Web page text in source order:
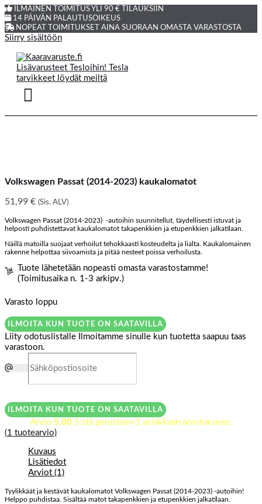
ILMAINEN TOIMITUS YLI 90 € TILAUKSIIN
14 PÄIVÄN PALAUTUSOIKEUS
NOPEAT TOIMITUKSET AINA SUORAAN OMASTA VARASTOSTA
Siirry sisältöön
Volkswagen Passat (2014-2023) kaukalomatot
51,99 € (Sis. ALV)
Volkswagen Passat (2014-2023) -autoihin suunnitellut, täydellisesti istuvat ja
helposti puhdistettavat kaukalomatot takapenkkien ja etupenkkien jalkatilaan.
Näillä matoilla suojaat verhoilut tehokkaasti kosteudelta ja lialta. Kaukalomainen
rakenne helpottaa siivoamista ja pitää nesteet poissa verhoilusta.
Tuote lähetetään nopeasti omasta varastostamme!
(Toimitusaika n. 1-3 arkipv.)
Varasto loppu
ILMOITA KUN TUOTE ON SAATAVILLA
Liity odotuslistalle
Ilmoitamme sinulle kun tuotetta saapuu taas
varastoon.
ILMOITA KUN TUOTE ON SAATAVILLA
Arvio 5.005:stä perustuen 1 asiakkaan arvotukseen.
(1 tuotearvio)
Kuvaus
Lisätiedot
Arviot (1)
Tyylikkäät ja kestävät kaukalomatot Volkswagen Passat (2014-2023) -autoihin!
Helppo puhdistaa. Sisältää matot takapenkkien ja etupenkkien jalkatilaan.